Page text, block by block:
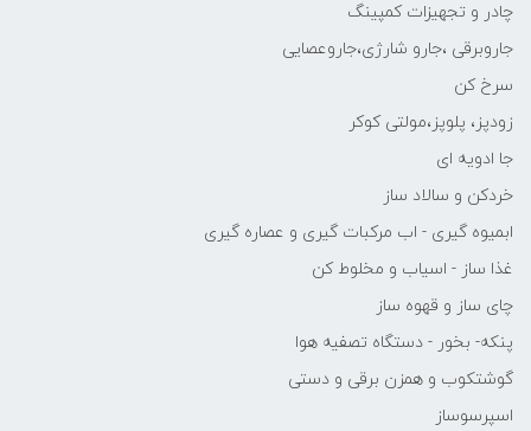
چادر و تجهیزات کمپینگ
جاروبرقی ،جارو شارژی،جاروعصایی
سرخ کن
زودپز، پلوپز،مولتی کوکر
جا ادویه ای
خردکن و سالاد ساز
ابمیوه گیری - اب مرکبات گیری و عصاره گیری
غذا ساز - اسیاب و مخلوط کن
چای ساز و قهوه ساز
پنکه- بخور - دستگاه تصفیه هوا
گوشتکوب و همزن برقی و دستی
اسپرسوساز